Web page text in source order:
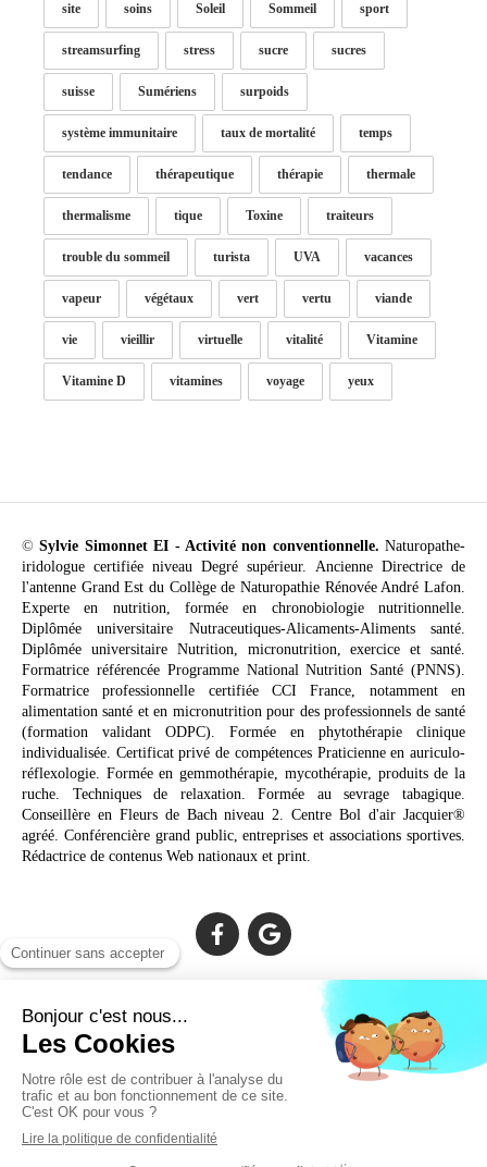
site soins Soleil Sommeil sport
streamsurfing stress sucre sucres
suisse Sumériens surpoids
système immunitaire taux de mortalité temps
tendance thérapeutique thérapie thermale
thermalisme tique Toxine traiteurs
trouble du sommeil turista UVA vacances
vapeur végétaux vert vertu viande
vie vieillir virtuelle vitalité Vitamine
Vitamine D vitamines voyage yeux
©Sylvie Simonnet EI - Activité non conventionnelle. Naturopathe-
iridologue certifiée niveau Degré supérieur. Ancienne Directrice de
l'antenne Grand Est du Collège de Naturopathie Rénovée André Lafon.
Experte en nutrition, formée en chronobiologie nutritionnelle.
Diplômée universitaire Nutraceutiques-Alicaments-Aliments santé.
Diplômée universitaire Nutrition, micronutrition, exercice et santé.
Formatrice référencée Programme National Nutrition Santé (PNNS).
Formatrice professionnelle certifiée CCI France, notamment en
alimentation santé et en micronutrition pour des professionnels de santé
(formation validant ODPC). Formée en phytothérapie clinique
individualisée. Certificat privé de compétences Praticienne en auriculo-
réflexologie. Formée en gemmothérapie, mycothérapie, produits de la
ruche. Techniques de relaxation. Formée au sevrage tabagique.
Conseillère en Fleurs de Bach niveau 2. Centre Bol d'air Jacquier®
agréé. Conférencière grand public, entreprises et associations sportives.
Rédactrice de contenus Web nationaux et print.
Cabinet facilement accessible depuis :
Lechiagat, Treffiagat, Lesconil, Loctudy, Plobannalec, Fouesnant,
Plomeur, Pont L'Abbé, Quimper, Bénodet, Concarneau,
Douarnenez, Crozon, Rosporden, Pont-Aven, Brest, Landerneau